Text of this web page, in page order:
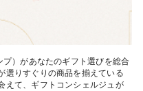
）があなたのギフト選びを総合
選りすぐりの商品を揃えている
えて、ギフトコンシェルジュが